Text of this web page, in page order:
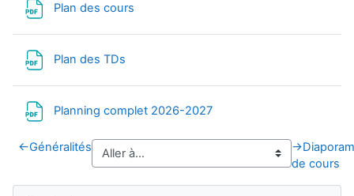
Plan des cours
Plan des TDs
Planning complet 2026-2027
←Généralités →
de cours